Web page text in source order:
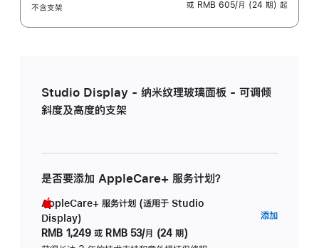
不含支架
或 RMB 605/月 (24 期) 起
Studio Display - 纳米纹理玻璃面板 - 可调倾
斜度及高度的支架
是否要添加 AppleCare+ 服务计划？
AppleCare+ 服务计划 (适用于 Studio
Display)
RMB 1,249 或 RMB 53/月 (24 期)
添加